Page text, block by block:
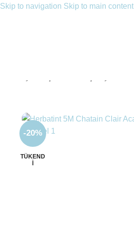
Skip to navigation Skip to main content
-20%
TÜKEND